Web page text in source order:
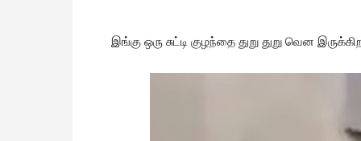
இங்கு ஒரு சுட்டி குழந்தை துறு துறு வென